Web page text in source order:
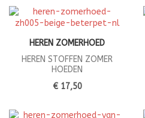
HEREN ZOMERHOED
HEREN STOFFEN ZOMER
HOEDEN
€ 17,50